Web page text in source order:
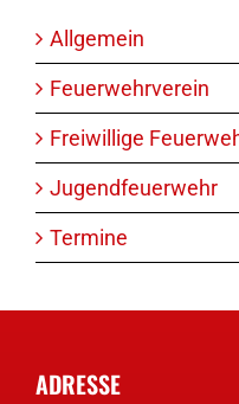
Allgemein
Feuerwehrverein
Freiwillige
Jugendfeuerwehr
Termine
ADRESSE